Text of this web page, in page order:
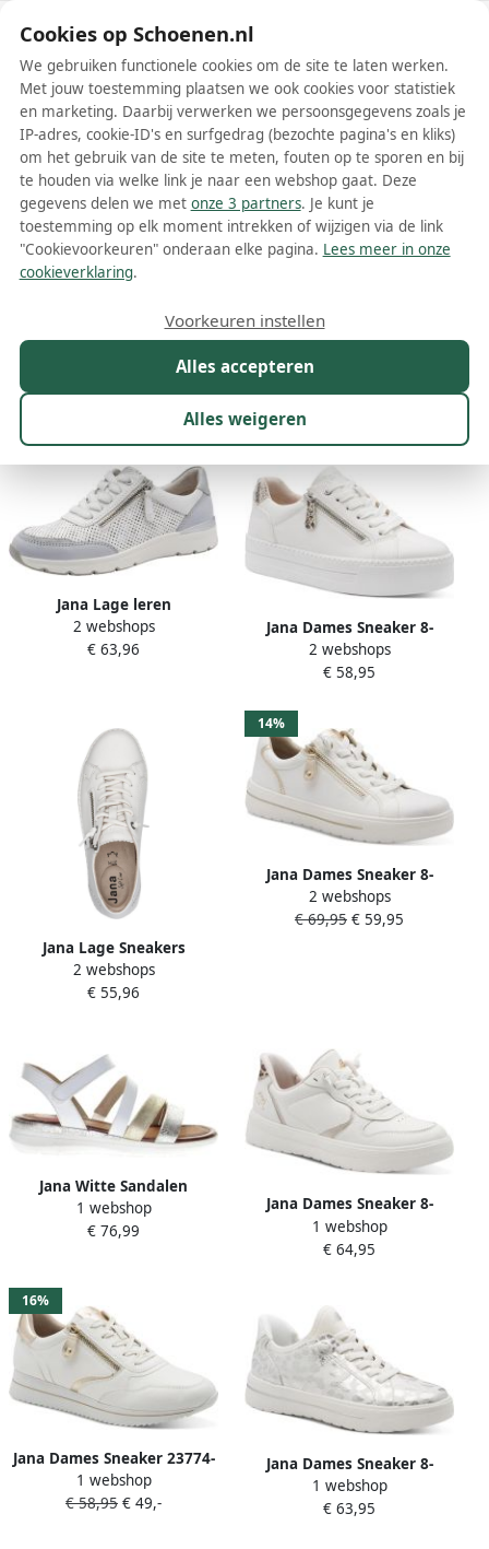
Schoenen.nl
Wis filters Alle filters
Witte Jana damesschoenen
Meer lezen
Kleur 1
28 resultaten:
Jana Lage leren
sportschoenen
2 webshops
€ 63,96
Jana Dames Sneaker 8-
23767-43 100 H-breedte
2 webshops
€ 58,95
Jana Lage Sneakers
SOFTLINE WHITE
2 webshops
€ 55,96
14%
Jana Dames Sneaker 8-
23770-46 196 H-breedte
2 webshops
€ 69,95 € 59,95
Jana Witte Sandalen
Comfort
1 webshop
€ 76,99
Jana Dames Sneaker 8-
23779-46 190 H-breedte
1 webshop
€ 64,95
16%
Jana Dames Sneaker 23774-
196 Wit Combi Wijdte H
1 webshop
€ 58,95 € 49,-
Jana Dames Sneaker 8-
23764-45 119 H-breedte
1 webshop
€ 63,95
Cookies op Schoenen.nl
We gebruiken functionele cookies om de site te laten werken.
Met jouw toestemming plaatsen we ook cookies voor statistiek
en marketing. Daarbij verwerken we persoonsgegevens zoals je
IP-adres, cookie-ID's en surfgedrag (bezochte pagina's en kliks)
om het gebruik van de site te meten, fouten op te sporen en bij
te houden via welke link je naar een webshop gaat. Deze
gegevens delen we met onze 3 partners. Je kunt je
toestemming op elk moment intrekken of wijzigen via de link
"Cookievoorkeuren" onderaan elke pagina. Lees meer in onze
cookieverklaring.
Alles accepteren
Alles weigeren
Voorkeuren instellen